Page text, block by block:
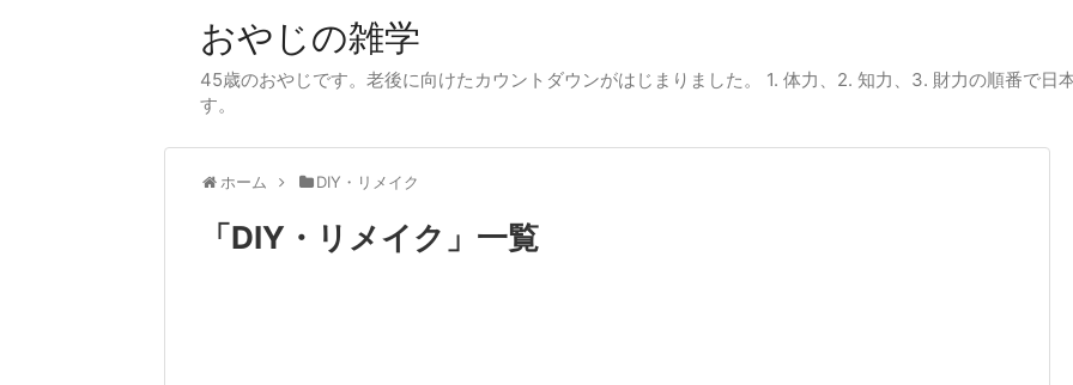
おやじの雑学
45歳のおやじです。老後に向けたカウントダウンがはじまりました。 1. 体力、2. 知力、3. 財力の順番で日
す。
ホーム DIY・リメイク
「DIY・リメイク 」 一覧